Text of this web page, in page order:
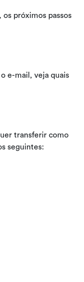
próximos passos
e-mail, veja quais
transferir como
seguintes: